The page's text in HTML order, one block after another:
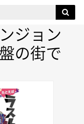
ジョン
の街で